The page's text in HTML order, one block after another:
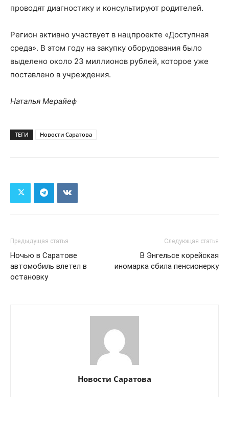
проводят диагностику и консультируют родителей.
Регион активно участвует в нацпроекте «Доступная
среда». В этом году на закупку оборудования было
выделено около 23 миллионов рублей, которое уже
поставлено в учреждения.
Наталья Мерайеф
ТЕГИ Новости Саратова
Предыдущая статья
Ночью в Саратове
автомобиль влетел в
остановку
Следующая статья
В Энгельсе корейская
иномарка сбила пенсионерку
Новости Саратова